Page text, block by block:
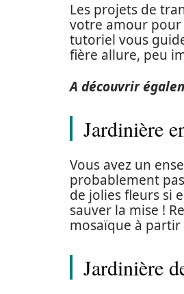
Les projets de
votre amour pour
tutoriel vous
fière allure, peu
A découvrir
Jardinière
Vous avez un
probablement
de jolies fleurs si
sauver la mise !
mosaïque à partir
Jardinière